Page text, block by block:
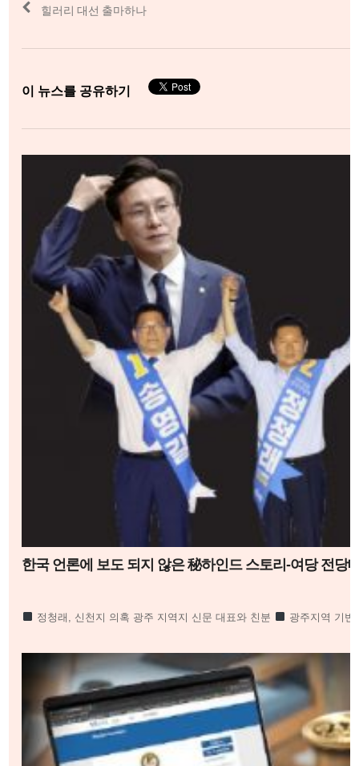
navigation
Previous
힐러리 대선 출마하나
이 뉴스를 공유하기
한국 언론에 보도 되지 않은 秘하인드 스토리-여당 전당
정청래, 신천지 의혹 광주 지역지 신문 대표와 친분
광주지역 기